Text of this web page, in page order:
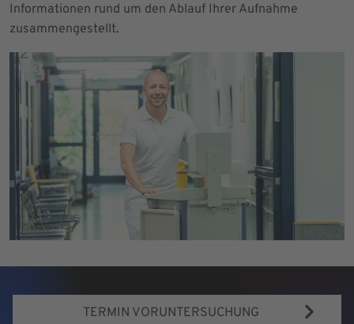
Informationen rund um den Ablauf Ihrer Aufnahme
zusammengestellt.
TERMIN VORUNTERSUCHUNG